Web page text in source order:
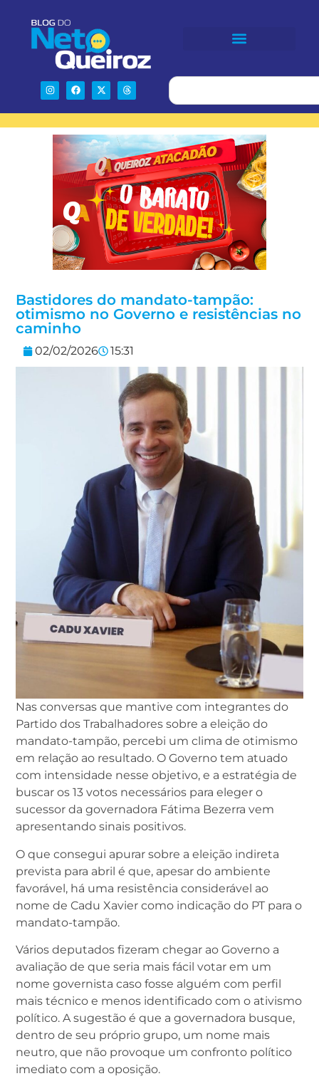
Bastidores do mandato-tampão:
otimismo no Governo e resistências no
caminho
02/02/2026 15:31
Nas conversas que mantive com integrantes do
Partido dos Trabalhadores sobre a eleição do
mandato-tampão, percebi um clima de otimismo
em relação ao resultado. O Governo tem atuado
com intensidade nesse objetivo, e a estratégia de
buscar os 13 votos necessários para eleger o
sucessor da governadora Fátima Bezerra vem
apresentando sinais positivos.
O que consegui apurar sobre a eleição indireta
prevista para abril é que, apesar do ambiente
favorável, há uma resistência considerável ao
nome de Cadu Xavier como indicação do PT para o
mandato-tampão.
Vários deputados fizeram chegar ao Governo a
avaliação de que seria mais fácil votar em um
nome governista caso fosse alguém com perfil
mais técnico e menos identificado com o ativismo
político. A sugestão é que a governadora busque,
dentro de seu próprio grupo, um nome mais
neutro, que não provoque um confronto político
imediato com a oposição.